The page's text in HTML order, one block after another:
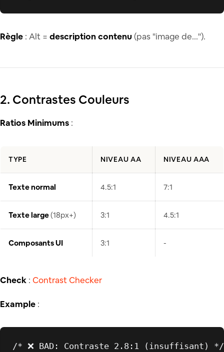
Règle : Alt = description contenu(pas "image de...").
2. Contrastes Couleurs
Ratios Minimums :
TYPE NIVEAU AA NIVEAU AAA
Texte normal 4.5:1 7:1
Texte large(18px+) 3:1 4.5:1
Composants UI 3:1 -
Check : Contrast Checker
Example :
/* ❌ BAD: Contraste 2.8:1 (insuffisant) */